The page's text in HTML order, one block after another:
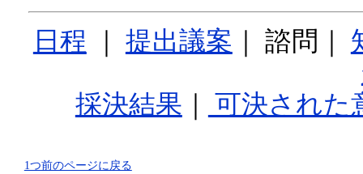
日程 ｜ 提出議案 ｜ 諮問｜
採決結果 ｜ 可決された
1つ前のページに戻る